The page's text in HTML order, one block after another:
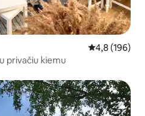
Vidutinis
4,8 (196)
privačiu kiemu